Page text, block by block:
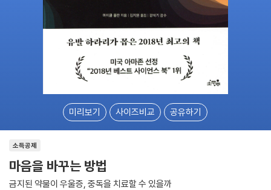
미리보기 사이즈비교 공유하기
소득공제
마음을 바꾸는 방법
금지된 약물이 우울증, 중독을 치료할 수 있을까